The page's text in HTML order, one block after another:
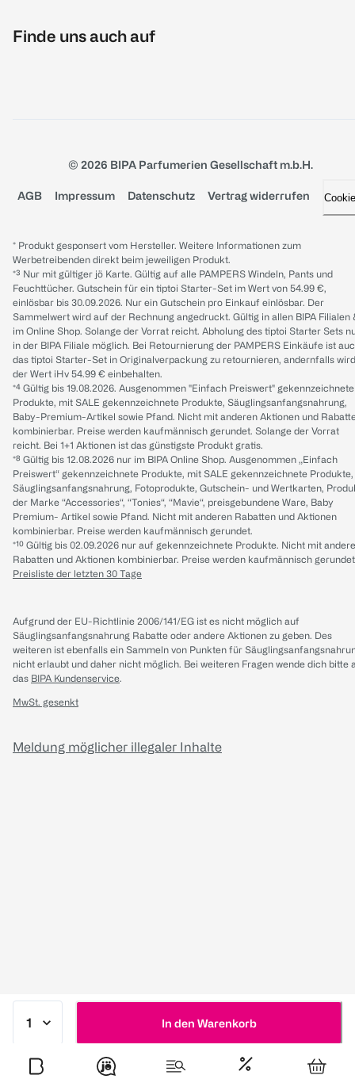
In den Warenkorb
Finde uns auch auf
© 2026 BIPA Parfumerien Gesellschaft m.b.H.
AGB Impressum Datenschutz Vertrag widerrufen
* Produkt gesponsert vom Hersteller. Weitere Informationen zum
Werbetreibenden direkt beim jeweiligen Produkt.
*³ Nur mit gültiger jö Karte. Gültig auf alle PAMPERS Windeln, Pants und
Feuchttücher. Gutschein für ein tiptoi Starter-Set im Wert von 54.99 €,
einlösbar bis 30.09.2026. Nur ein Gutschein pro Einkauf einlösbar. Der
Sammelwert wird auf der Rechnung angedruckt. Gültig in allen BIPA Filialen
im Online Shop. Solange der Vorrat reicht. Abholung des tiptoi Starter Sets
in der BIPA Filiale möglich. Bei Retournierung der PAMPERS Einkäufe ist
das tiptoi Starter-Set in Originalverpackung zu retournieren, andernfalls wird
der Wert iHv 54.99 € einbehalten.
*⁴ Gültig bis 19.08.2026. Ausgenommen "Einfach Preiswert" gekennzeichnete
Produkte, mit SALE gekennzeichnete Produkte, Säuglingsanfangsnahrung,
Baby-Premium-Artikel sowie Pfand. Nicht mit anderen Aktionen und
kombinierbar. Preise werden kaufmännisch gerundet. Solange der Vorrat
reicht. Bei 1+1 Aktionen ist das günstigste Produkt gratis.
*⁸ Gültig bis 12.08.2026 nur im BIPA Online Shop. Ausgenommen „Einfach
Preiswert“ gekennzeichnete Produkte, mit SALE gekennzeichnete Produkte,
Säuglingsanfangsnahrung, Fotoprodukte, Gutschein- und Wertkarten,
der Marke “Accessories“, “Tonies“, “Mavie“, preisgebundene Ware, Baby
Premium- Artikel sowie Pfand. Nicht mit anderen Rabatten und Aktionen
kombinierbar. Preise werden kaufmännisch gerundet.
*¹⁰ Gültig bis 02.09.2026 nur auf gekennzeichnete Produkte. Nicht mit
Rabatten und Aktionen kombinierbar. Preise werden kaufmännisch
Preisliste der letzten 30 Tage
Aufgrund der EU-Richtlinie 2006/141/EG ist es nicht möglich auf
Säuglingsanfangsnahrung Rabatte oder andere Aktionen zu geben. Des
weiteren ist ebenfalls ein Sammeln von Punkten für
nicht erlaubt und daher nicht möglich. Bei weiteren Fragen wende dich bitte
das BIPA Kundenservice.
MwSt. gesenkt
Meldung möglicher illegaler Inhalte